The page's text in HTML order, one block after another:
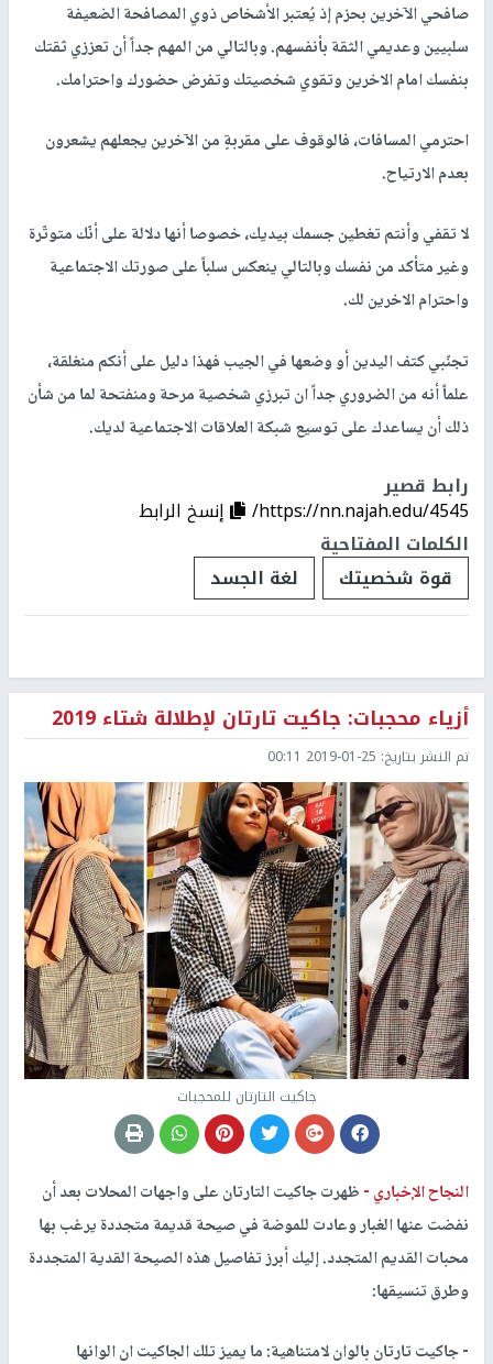
صافحي الآخرين بحزم إذ يُعتبر الأشخاص ذوي المصافحة الضعيفة
سلبيين وعديمي الثقة بأنفسهم. وبالتالي من المهم جداً أن تعززي ثقتك
بنفسك امام الاخرين وتقوي شخصيتك وتفرض حضورك واحترامك.
‎احترمي المسافات، فالوقوف على مقربةٍ من الآخرين يجعلهم يشعرون
بعدم الارتياح.
‎لا تقفي وأنتم تغطين جسمك بيديك، خصوصا أنها دلالة على أنّك متوتّرة
وغير متأكد من نفسك وبالتالي ينعكس سلباً على صورتك الاجتماعية
واحترام الاخرين لك.
تجنّبي كتف اليدين أو وضعها في الجيب فهذا دليل على أنكم منغلقة،
علماً أنه من الضروري جداً ان تبرزي شخصية مرحة ومنفتحة لما من شأن
ذلك أن يساعدك على توسيع شبكة العلاقات الاجتماعية لديك.
رابط قصير
https://nn.najah.edu/4545/
إنسخ الرابط
الكلمات المفتاحية
قوة شخصيتك
لغة الجسد
أزياء محجبات: جاكيت تارتان لإطلالة شتاء 2019
تم النشر بتاريخ: 2019-01-25 00:11
جاكيت التارتان للمحجبات
النجاح الإخباري -ظهرت جاكيت التارتان على واجهات المحلات بعد أن
نفضت عنها الغبار وعادت للموضة في صيحة قديمة متجددة يرغب بها
محبات القديم المتجدد. إليك أبرز تفاصيل هذه الصيحة القدية المتجددة
وطرق تنسيقها:
- جاكيت تارتان بالوان لامتناهية: ما يميز تلك الجاكيت ان الوانها